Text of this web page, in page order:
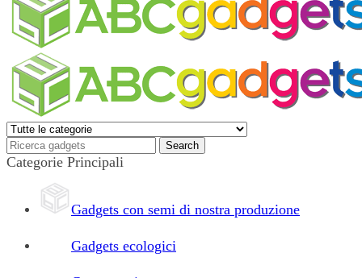
Categorie Principali
Gadgets con semi di nostra produzione
Gadgets ecologici